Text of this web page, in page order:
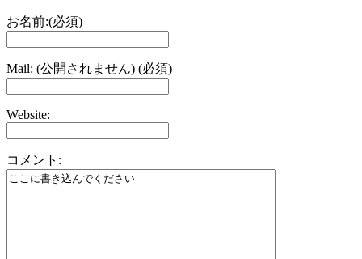
お名前:(必須)
Mail: (公開されません) (必須)
Website:
コメント: